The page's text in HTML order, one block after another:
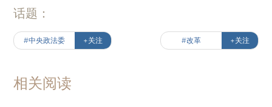
话题：
#中央政法委 +关注 #改革 +关注
相关阅读